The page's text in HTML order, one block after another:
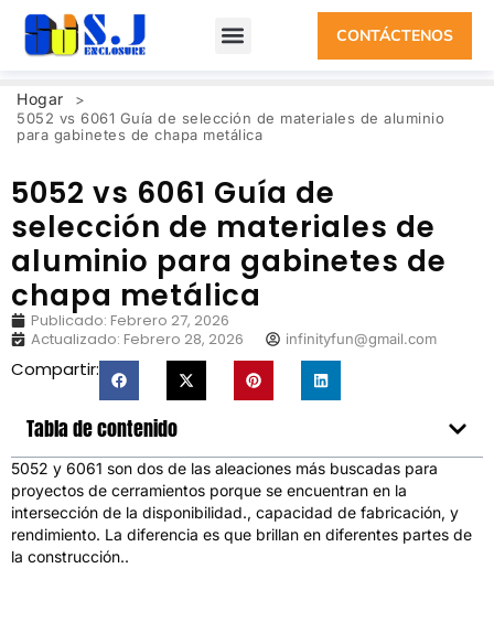
CONTÁCTENOS
Hogar
>
5052 vs 6061 Guía de selección de materiales de aluminio
para gabinetes de chapa metálica
5052 vs 6061 Guía de
selección de materiales de
aluminio para gabinetes de
chapa metálica
Publicado: Febrero 27, 2026
Actualizado: Febrero 28, 2026
infinityfun@gmail.com
Compartir:
Tabla de contenido
5052 y 6061 son dos de las aleaciones más buscadas para
proyectos de cerramientos porque se encuentran en la
intersección de la disponibilidad., capacidad de fabricación, y
rendimiento. La diferencia es que brillan en diferentes partes de
la construcción..